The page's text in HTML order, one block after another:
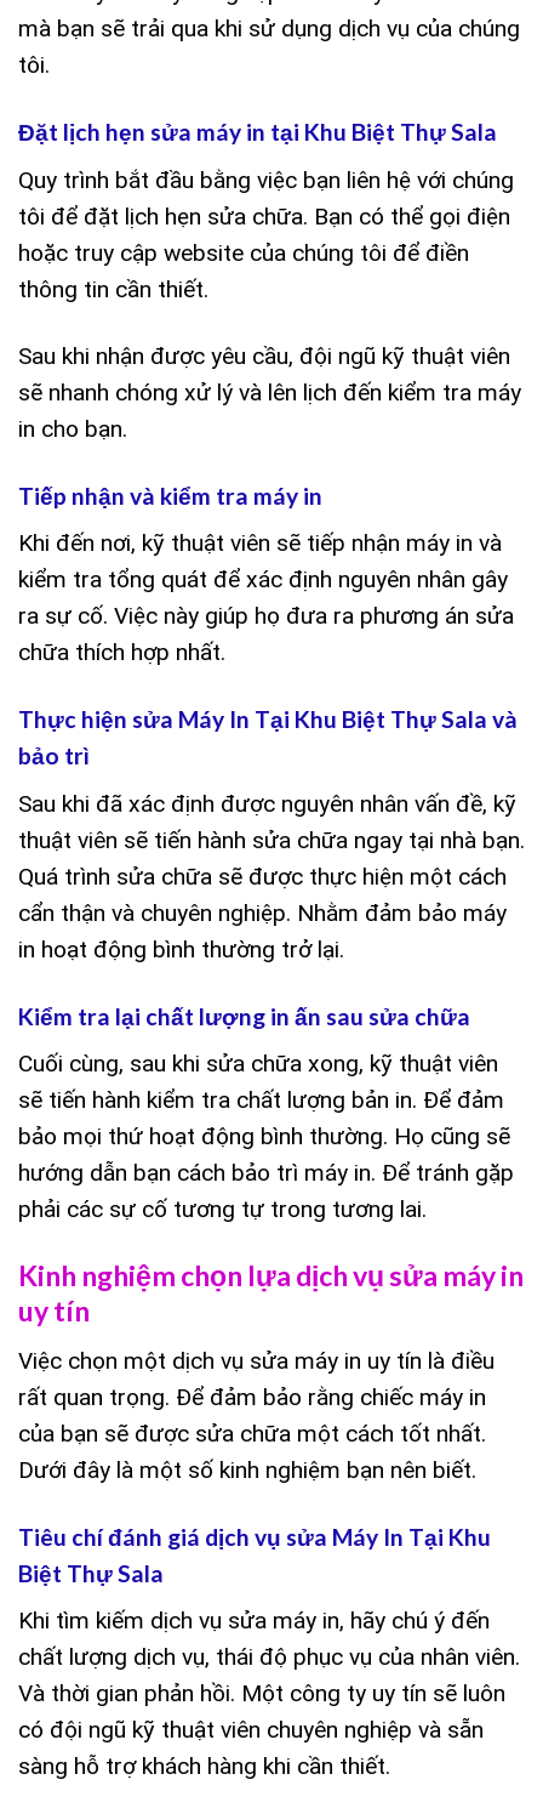
mà bạn sẽ trải qua khi sử dụng dịch vụ của chúng
tôi.
Đặt lịch hẹn sửa máy in tại Khu Biệt Thự Sala
Quy trình bắt đầu bằng việc bạn liên hệ với chúng
tôi để đặt lịch hẹn sửa chữa. Bạn có thể gọi điện
hoặc truy cập website của chúng tôi để điền
thông tin cần thiết.
Sau khi nhận được yêu cầu, đội ngũ kỹ thuật viên
sẽ nhanh chóng xử lý và lên lịch đến kiểm tra máy
in cho bạn.
Tiếp nhận và kiểm tra máy in
Khi đến nơi, kỹ thuật viên sẽ tiếp nhận máy in và
kiểm tra tổng quát để xác định nguyên nhân gây
ra sự cố. Việc này giúp họ đưa ra phương án sửa
chữa thích hợp nhất.
Thực hiện sửa Máy In Tại Khu Biệt Thự Sala và
bảo trì
Sau khi đã xác định được nguyên nhân vấn đề, kỹ
thuật viên sẽ tiến hành sửa chữa ngay tại nhà bạn.
Quá trình sửa chữa sẽ được thực hiện một cách
cẩn thận và chuyên nghiệp. Nhằm đảm bảo máy
in hoạt động bình thường trở lại.
Kiểm tra lại chất lượng in ấn sau sửa chữa
Cuối cùng, sau khi sửa chữa xong, kỹ thuật viên
sẽ tiến hành kiểm tra chất lượng bản in. Để đảm
bảo mọi thứ hoạt động bình thường. Họ cũng sẽ
hướng dẫn bạn cách bảo trì máy in. Để tránh gặp
phải các sự cố tương tự trong tương lai.
Kinh nghiệm chọn lựa dịch vụ sửa máy in
uy tín
Việc chọn một dịch vụ sửa máy in uy tín là điều
rất quan trọng. Để đảm bảo rằng chiếc máy in
của bạn sẽ được sửa chữa một cách tốt nhất.
Dưới đây là một số kinh nghiệm bạn nên biết.
Tiêu chí đánh giá dịch vụ sửa Máy In Tại Khu
Biệt Thự Sala
Khi tìm kiếm dịch vụ sửa máy in, hãy chú ý đến
chất lượng dịch vụ, thái độ phục vụ của nhân viên.
Và thời gian phản hồi. Một công ty uy tín sẽ luôn
có đội ngũ kỹ thuật viên chuyên nghiệp và sẵn
sàng hỗ trợ khách hàng khi cần thiết.